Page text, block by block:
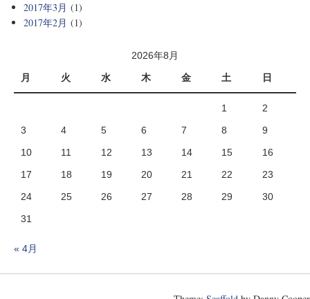
2017年3月 (1)
2017年2月 (1)
2026年8月
月
火 水 木 金 土 日
1
2
3
4 5 6 7 8
9
10
11 12 13 14 15
16
17
18 19 20 21 22
23
24
25 26 27 28 29
30
31
« 4月